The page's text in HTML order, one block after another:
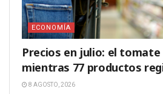
ECONOMÍA
Precios en julio: el tomate
mientras 77 productos
8 AGOSTO, 2026